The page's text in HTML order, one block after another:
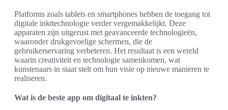
Platforms zoals tablets en smartphones hebben de toegang tot
digitale inkttechnologie verder vergemakkelijkt. Deze
apparaten zijn uitgerust met geavanceerde technologieën,
waaronder drukgevoelige schermen, die de
gebruikerservaring verbeteren. Het resultaat is een wereld
waarin creativiteit en technologie samenkomen, wat
kunstenaars in staat stelt om hun visie op nieuwe manieren te
realiseren.
Wat is de beste app om digitaal te inkten?